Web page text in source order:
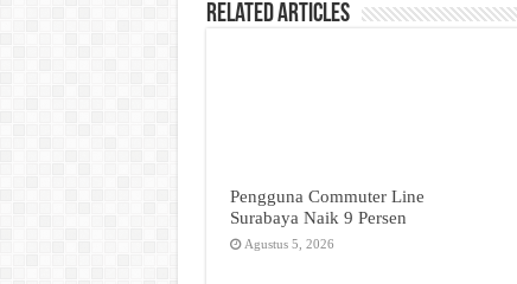
Related Articles
Pengguna Commuter Line
Surabaya Naik 9 Persen
Agustus 5, 2026